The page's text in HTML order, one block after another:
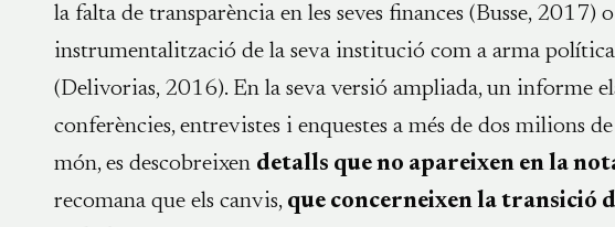
la falta de transparència en les seves finances (Busse, 2017)
instrumentalització de la seva institució com a arma
(Delivorias, 2016). En la seva versió ampliada, un informe
conferències, entrevistes i enquestes a més de dos milions
món, es descobreixen detalls que no apareixen en la
recomana que els canvis, que concerneixen la transició